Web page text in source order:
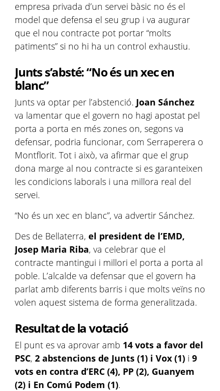
empresa privada d’un servei bàsic no és el
model que defensa el seu grup i va augurar
que el nou contracte pot portar “molts
patiments” si no hi ha un control exhaustiu.
Junts s’absté: “No és un xec en
blanc”
Junts va optar per l’abstenció. Joan Sánchez
va lamentar que el govern no hagi apostat pel
porta a porta en més zones on, segons va
defensar, podria funcionar, com Serraperera o
Montflorit. Tot i això, va afirmar que el grup
dona marge al nou contracte si es garanteixen
les condicions laborals i una millora real del
servei.
“No és un xec en blanc”, va advertir Sánchez.
Des de Bellaterra, el president de l’EMD,
Josep Maria Riba, va celebrar que el
contracte mantingui i millori el porta a porta al
poble. L’alcalde va defensar que el govern ha
parlat amb diferents barris i que molts veïns no
volen aquest sistema de forma generalitzada.
Resultat de la votació
El punt es va aprovar amb 14 vots a favor del
PSC, 2 abstencions de Junts (1) i Vox (1) i 9
vots en contra d’ERC (4), PP (2), Guanyem
(2) i En Comú Podem (1).